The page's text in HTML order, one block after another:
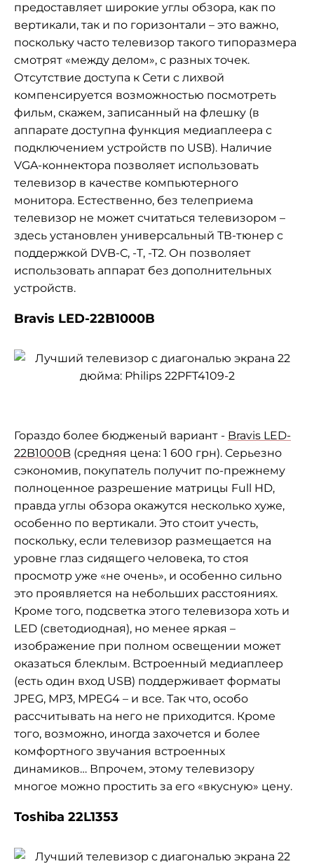
предоставляет широкие углы обзора, как по
вертикали, так и по горизонтали – это важно,
поскольку часто телевизор такого типоразмера
смотрят «между делом», с разных точек.
Отсутствие доступа к Сети с лихвой
компенсируется возможностью посмотреть
фильм, скажем, записанный на флешку (в
аппарате доступна функция медиаплеера с
подключением устройств по USB). Наличие
VGA-коннектора позволяет использовать
телевизор в качестве компьютерного
монитора. Естественно, без телеприема
телевизор не может считаться телевизором –
здесь установлен универсальный ТВ-тюнер с
поддержкой DVB-С, -T, -T2. Он позволяет
использовать аппарат без дополнительных
устройств.
Bravis LED-22B1000B
Гораздо более бюдженый вариант - Bravis LED-
22B1000B (средняя цена: 1 600 грн). Серьезно
сэкономив, покупатель получит по-прежнему
полноценное разрешение матрицы Full HD,
правда углы обзора окажутся несколько хуже,
особенно по вертикали. Это стоит учесть,
поскольку, если телевизор размещается на
уровне глаз сидящего человека, то стоя
просмотр уже «не очень», и особенно сильно
это проявляется на небольших расстояниях.
Кроме того, подсветка этого телевизора хоть и
LED (светодиодная), но менее яркая –
изображение при полном освещении может
оказаться блеклым. Встроенный медиаплеер
(есть один вход USB) поддерживает форматы
JPEG, MP3, MPEG4 – и все. Так что, особо
рассчитывать на него не приходится. Кроме
того, возможно, иногда захочется и более
комфортного звучания встроенных
динамиков… Впрочем, этому телевизору
многое можно простить за его «вкусную» цену.
Toshiba 22L1353